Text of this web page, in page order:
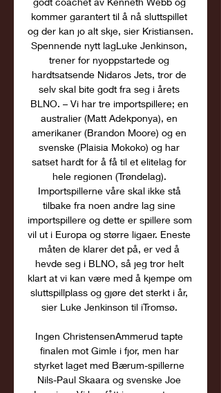
kommer garantert til å nå sluttspillet
og der kan jo alt skje, sier Kristiansen.
Spennende nytt lagLuke Jenkinson,
trener for nyoppstartede og
hardtsatsende Nidaros Jets, tror de
selv skal bite godt fra seg i årets
BLNO. – Vi har tre importspillere; en
australier (Matt Adekponya), en
amerikaner (Brandon Moore) og en
svenske (Plaisia Mokoko) og har
satset hardt for å få til et elitelag for
hele regionen (Trøndelag).
Importspillerne våre skal ikke stå
tilbake fra noen andre lag sine
importspillere og dette er spillere som
vil ut i Europa og større ligaer. Eneste
måten de klarer det på, er ved å
hevde seg i BLNO, så jeg tror helt
klart at vi kan være med å kjempe om
sluttspillplass og gjøre det sterkt i år,
sier Luke Jenkinson til iTromsø.
Ingen ChristensenAmmerud tapte
finalen mot Gimle i fjor, men har
styrket laget med Bærum-spillerne
Nils-Paul Skaara og svenske Joe